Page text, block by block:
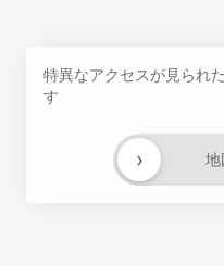
特異なアクセスが見られ
す
地
›